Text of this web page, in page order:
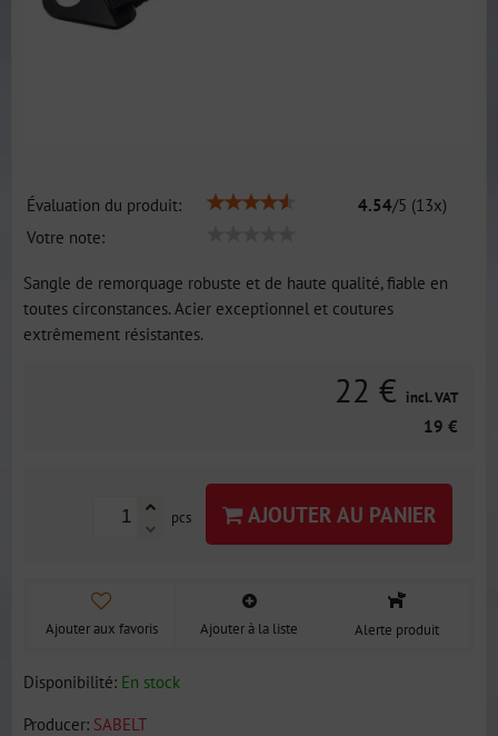
Évaluation du produit: 4.54/5 (13x)
Votre note:
Sangle de remorquage robuste et de haute qualité, fiable en
toutes circonstances. Acier exceptionnel et coutures
extrêmement résistantes.
22 € incl. VAT
19 €
pcs AJOUTER AU PANIER
Ajouter aux favoris Ajouter à la liste Alerte produit
Disponibilité: En stock
Producer: SABELT